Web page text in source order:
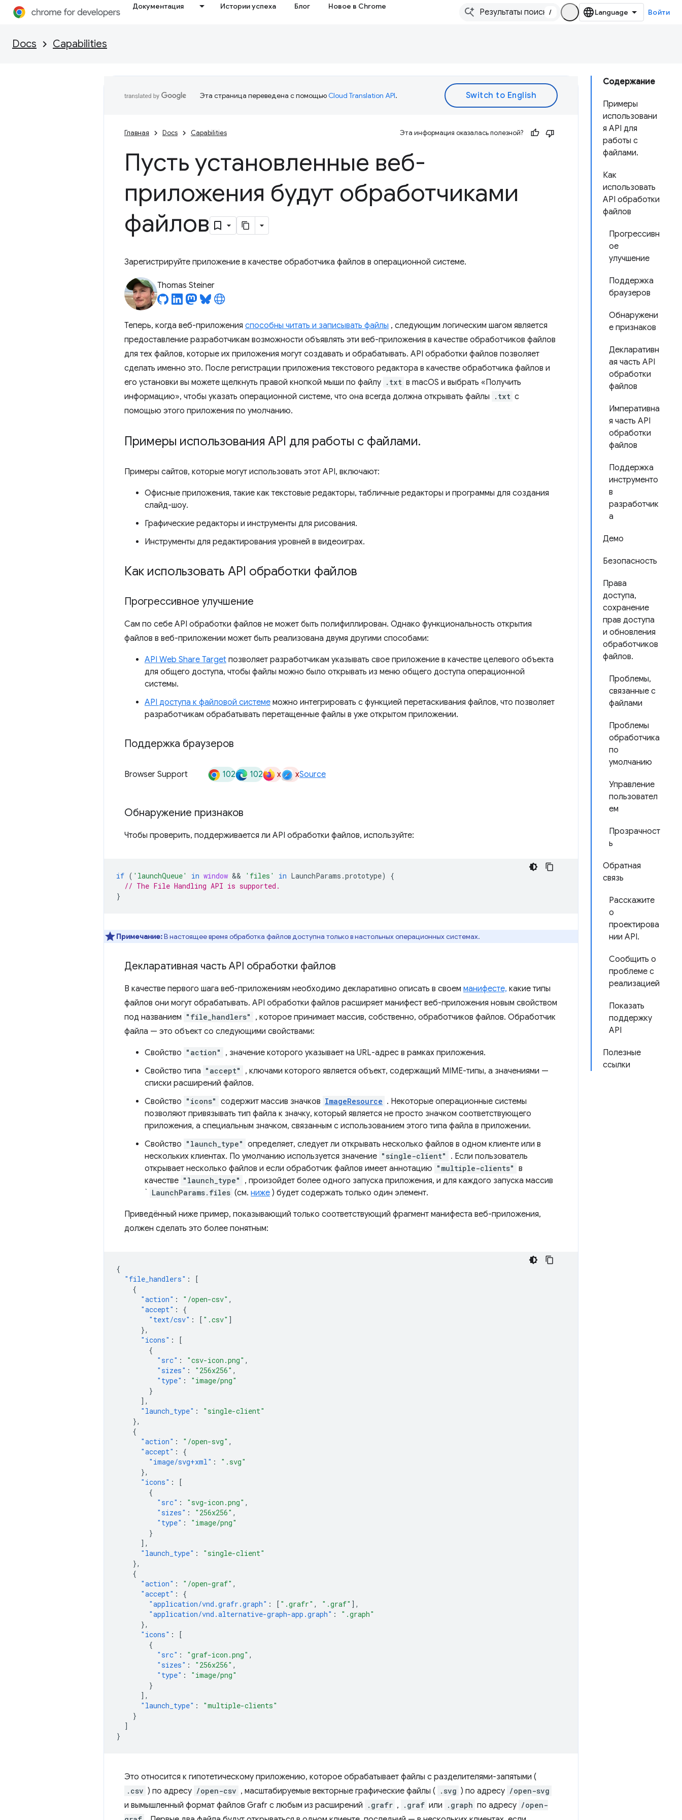
Документация Истории успеха Блог Новое в Chrome
/ Войти
Docs Capabilities
Содержание
Примеры
использовани
я API для
работы с
файлами.
Как
использовать
API обработки
файлов
Прогрессивн
ое
улучшение
Поддержка
браузеров
Обнаружени
е признаков
Декларативн
ая часть API
обработки
файлов
Императивна
я часть API
обработки
файлов
Поддержка
инструменто
в
разработчик
а
Демо
Безопасность
Права
доступа,
сохранение
прав доступа
и обновления
обработчиков
файлов.
Проблемы,
связанные с
файлами
Проблемы
обработчика
по
умолчанию
Управление
пользовател
ем
Прозрачност
ь
Обратная
связь
Расскажите
о
проектирова
нии API.
Сообщить о
проблеме с
реализацией
Показать
поддержку
API
Полезные
ссылки
Эта страница переведена с помощьюCloud Translation API.
Главная Docs Capabilities Эта информация оказалась полезной?
Пусть установленные веб-
приложения будут обработчиками
файлов
Зарегистрируйте приложение в качестве обработчика файлов в операционной системе.
Thomas Steiner
Теперь, когда веб-приложения способны читать и записывать файлы , следующим логическим шагом является
предоставление разработчикам возможности объявлять эти веб-приложения в качестве обработчиков файлов
для тех файлов, которые их приложения могут создавать и обрабатывать. API обработки файлов позволяет
сделать именно это. После регистрации приложения текстового редактора в качестве обработчика файлов и
его установки вы можете щелкнуть правой кнопкой мыши по файлу .txt в macOS и выбрать «Получить
информацию», чтобы указать операционной системе, что она всегда должна открывать файлы
.txt с
помощью этого приложения по умолчанию.
Примеры использования API для работы с файлами.
Примеры сайтов, которые могут использовать этот API, включают:
Офисные приложения, такие как текстовые редакторы, табличные редакторы и программы для создания
слайд-шоу.
Графические редакторы и инструменты для рисования.
Инструменты для редактирования уровней в видеоиграх.
Как использовать API обработки файлов
Прогрессивное улучшение
Сам по себе API обработки файлов не может быть полифиллирован. Однако функциональность открытия
файлов в веб-приложении может быть реализована двумя другими способами:
API Web Share Target позволяет разработчикам указывать свое приложение в качестве целевого объекта
для общего доступа, чтобы файлы можно было открывать из меню общего доступа операционной
системы.
API доступа к файловой системе можно интегрировать с функцией перетаскивания файлов, что позволяет
разработчикам обрабатывать перетащенные файлы в уже открытом приложении.
Поддержка браузеров
Browser Support 102 102 x xSource
Обнаружение признаков
Чтобы проверить, поддерживается ли API обработки файлов, используйте:
if ( 'launchQueue' in window && 'files' in LaunchParams .prototype)
{
// The File Handling API is supported.
}
Примечание:В настоящее время обработка файлов доступна только в настольных операционных системах.
Декларативная часть API обработки файлов
В качестве первого шага веб-приложениям необходимо декларативно описать в своем манифесте, какие типы
файлов они могут обрабатывать. API обработки файлов расширяет манифест веб-приложения новым свойством
под названием "file_handlers"
, которое принимает массив, собственно, обработчиков файлов. Обработчик
файла — это объект со следующими свойствами:
Свойство "action"
, значение которого указывает на URL-адрес в рамках приложения.
Свойство типа "accept"
, ключами которого является объект, содержащий MIME-типы, а значениями —
списки расширений файлов.
Свойство "icons" содержит массив значков ImageResource . Некоторые операционные системы
позволяют привязывать тип файла к значку, который является не просто значком соответствующего
приложения, а специальным значком, связанным с использованием этого типа файла в приложении.
Свойство "launch_type" определяет, следует ли открывать несколько файлов в одном клиенте или в
нескольких клиентах. По умолчанию используется значение "single-client"
. Если пользователь
открывает несколько файлов и если обработчик файлов имеет аннотацию "multiple-clients" в
качестве "launch_type"
, произойдет более одного запуска приложения, и для каждого запуска массив
` LaunchParams.files (см. ниже ) будет содержать только один элемент.
Приведённый ниже пример, показывающий только соответствующий фрагмент манифеста веб-приложения,
должен сделать это более понятным:
{
"file_handlers" :
[
{
"action" : "/open-csv" ,
"accept" :
{
"text/csv" : [ ".csv" ]
},
"icons" :
[
{
"src" : "csv-icon.png" ,
"sizes" : "256x256" ,
"type" :
"image/png"
}
],
"launch_type" :
"single-client"
},
{
"action" : "/open-svg" ,
"accept" :
{
"image/svg+xml" :
".svg"
},
"icons" :
[
{
"src" : "svg-icon.png" ,
"sizes" : "256x256" ,
"type" :
"image/png"
}
],
"launch_type" :
"single-client"
},
{
"action" : "/open-graf" ,
"accept" :
{
"application/vnd.grafr.graph" : [ ".grafr" , ".graf" ],
"application/vnd.alternative-graph-app.graph" :
".graph"
},
"icons" :
[
{
"src" : "graf-icon.png" ,
"sizes" : "256x256" ,
"type" :
"image/png"
}
],
"launch_type" :
"multiple-clients"
}
]
}
Это относится к гипотетическому приложению, которое обрабатывает файлы с разделителями-запятыми (
.csv ) по адресу /open-csv , масштабируемые векторные графические файлы ( .svg ) по адресу /open-svg
и вымышленный формат файлов Grafr с любым из расширений .grafr , .graf или .graph по адресу /open-